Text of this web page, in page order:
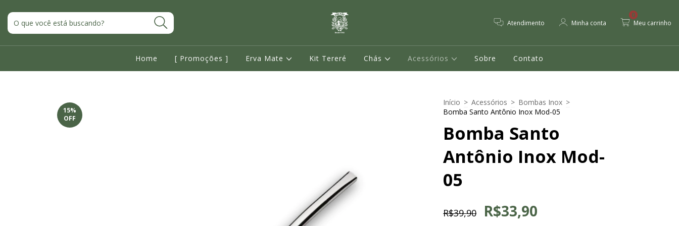
Atendimento Minha conta Meu carrinho
0
Home [ Promoções ] Erva Mate Kit Tereré Chás Acessórios Sobre Contato
15%
OFF
Início > Acessórios > Bombas Inox >
Bomba Santo Antônio Inox Mod-05
Bomba Santo
Antônio Inox Mod-
05
R$39,90 R$33,90